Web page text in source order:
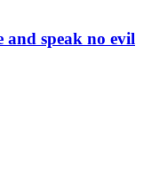
and speak no evil